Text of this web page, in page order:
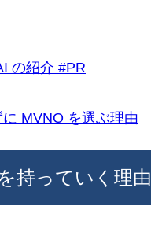
の紹介 #PR
MVNO を選ぶ理由
持っていく理由